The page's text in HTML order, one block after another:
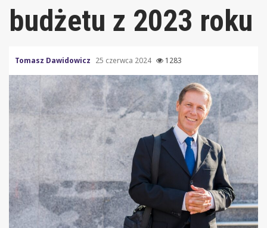
budżetu z 2023 roku
Tomasz Dawidowicz 25 czerwca 2024 1283